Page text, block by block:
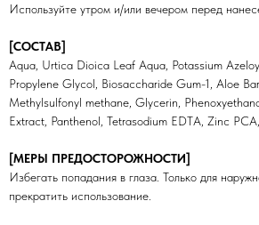
Используйте утром и/или вечером перед
[СОСТАВ]
Aqua, Urtica Dioica Leaf Aqua, Potassium
Propylene Glycol, Biosaccharide Gum-1, Aloe
Methylsulfonyl methane, Glycerin,
Extract, Panthenol, Tetrasodium EDTA, Zinc
[МЕРЫ ПРЕДОСТОРОЖНОСТИ]
Избегать попадания в глаза. Только для
прекратить использование.